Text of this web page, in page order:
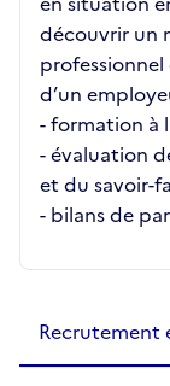
découvrir un
d’un
- formation à
- évaluation
et du savoir-
- bilans de
Recrutement